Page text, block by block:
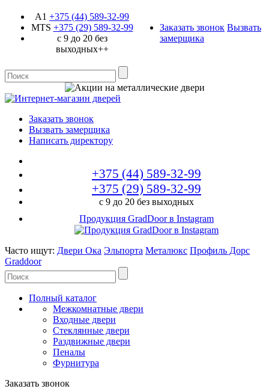
A1 +375 (44) 589-32-99
MTS +375 (29)589-32-99
с 9 до 20 без
выходных++
Заказать звонок Вызвать
замерщика
Заказать звонок
Вызвать замерщика
Написать директору
+375 (44) 589-32-99
+375 (29) 589-32-99
с 9 до 20 без выходных
Продукция GradDoor в Instagram
Часто ищут: Двери Ока Эльпорта Металюкс Профиль Дорс
Graddoor
Полный каталог
Межкомнатные двери
Входные двери
Стеклянные двери
Раздвижные двери
Пеналы
Фурнитура
Заказать звонок